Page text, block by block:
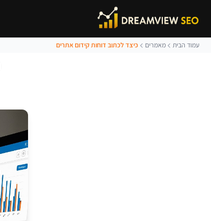
עמוד הבית מאמרים כיצד לכתוב דוחות קידום אתרים